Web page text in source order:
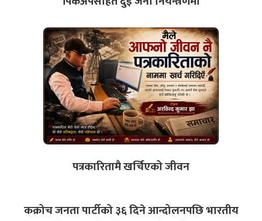
पत्रकारितामै खर्चिएको जीवन
कक्रोच जनता पार्टीको ३६ दिने आन्दोलनपछि भारतीय